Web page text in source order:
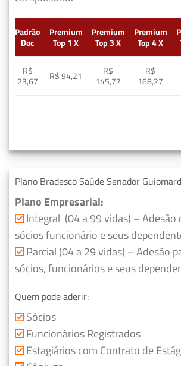
Padrão
Doc
Premium
Top 1 X
Premium
Top 3 X
Premium
Top 4 X
R$
23,67
R$ 94,21
R$
145,77
R$
168,27
Plano Bradesco Saúde Senador
Plano Empresarial:
Integral (04 a 99 vidas) – Adesão
sócios funcionário e seus
Parcial (04 a 29 vidas) – Adesão
sócios, funcionários e seus
Quem pode aderir:
Sócios
Funcionários Registrados
Estagiários com Contrato de